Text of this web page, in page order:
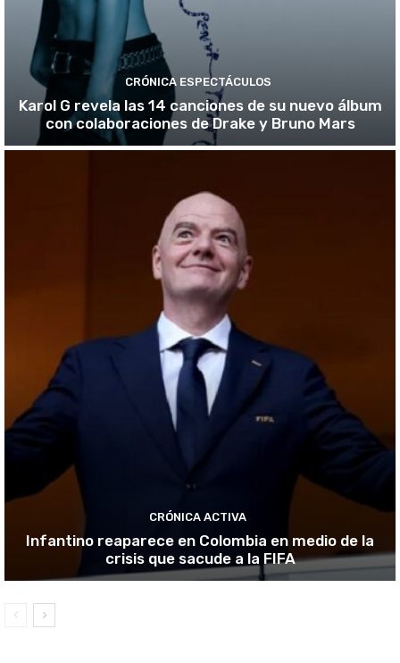
CRÓNICA ESPECTÁCULOS
Karol G revela las 14 canciones de su nuevo álbum
con colaboraciones de Drake y Bruno Mars
CRÓNICA ACTIVA
Infantino reaparece en Colombia en medio de la
crisis que sacude a la FIFA